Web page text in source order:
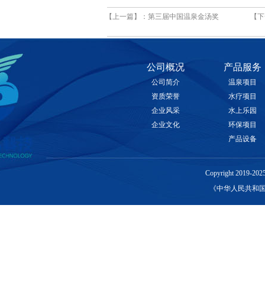
【上一篇】： 第三届中国温泉金汤奖 【
公司概况
公司简介
资质荣誉
企业风采
企业文化
产品服务
温泉项目
水疗项目
水上乐园
环保项目
产品设备
Copyright 2019-
《中华人民共和